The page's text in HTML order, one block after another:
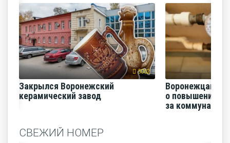
5062
Закрылся Воронежский
керамический завод
Воронежцам
о повышении
за
СВЕЖИЙ НОМЕР